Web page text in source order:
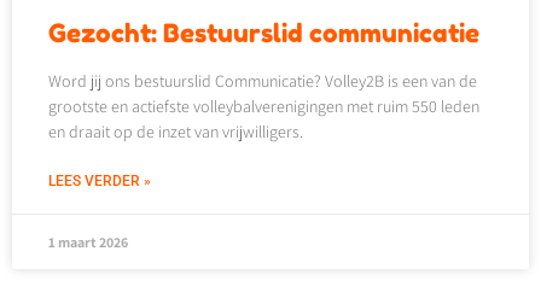
Gezocht: Bestuurslid communicatie
Word jij ons bestuurslid Communicatie? Volley2B is een van de
grootste en actiefste volleybalverenigingen met ruim 550 leden
en draait op de inzet van vrijwilligers.
LEES VERDER »
1 maart 2026